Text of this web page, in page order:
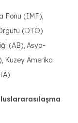
Fonu (IMF),
(DTÖ)
(AB), Asya-
Kuzey Amerika